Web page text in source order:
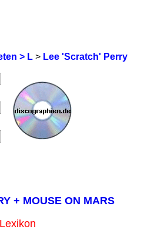
> L > Lee 'Scratch' Perry
+ MOUSE ON MARS